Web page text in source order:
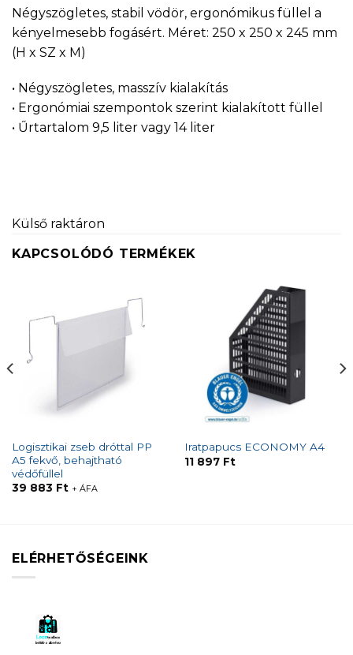
Négyszögletes, stabil vödör, ergonómikus füllel a
kényelmesebb fogásért. Méret: 250 x 250 x 245 mm
(H x SZ x M)
• Négyszögletes, masszív kialakítás
• Ergonómiai szempontok szerint kialakított füllel
• Űrtartalom 9,5 liter vagy 14 liter
Külső raktáron
KAPCSOLÓDÓ TERMÉKEK
Logisztikai zseb dróttal PP
A5 fekvő, behajtható
védőfüllel
39 883 Ft + ÁFA
Iratpapucs ECONOMY A4
11 897 Ft
ELÉRHETŐSÉGEINK